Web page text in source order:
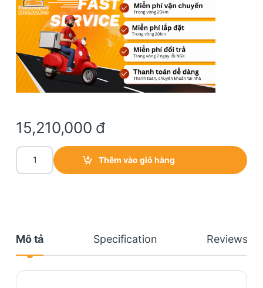
15,210,000 đ
Ống kính FE 35mm F1.8 | SEL35F18F quantity
Thêm vào giỏ hàng
Mô tả Specification Reviews